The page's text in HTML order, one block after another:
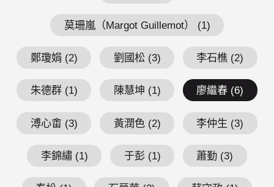
莫珊嵐（Margot Guillemot） (1)
鄭瓊娟 (2) 劉國松 (3) 李石樵 (2)
朱德群 (1) 陳慧坤 (1) 廖繼春 (6)
溥心畬 (3) 黃潤色 (2) 李仲生 (3)
李錦繡 (1) 于彭 (1) 蕭勤 (3)